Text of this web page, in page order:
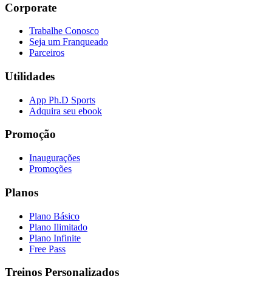
Corporate
Trabalhe Conosco
Seja um Franqueado
Parceiros
Utilidades
App Ph.D Sports
Adquira seu ebook
Promoção
Inaugurações
Promoções
Planos
Plano Básico
Plano Ilimitado
Plano Infinite
Free Pass
Treinos Personalizados